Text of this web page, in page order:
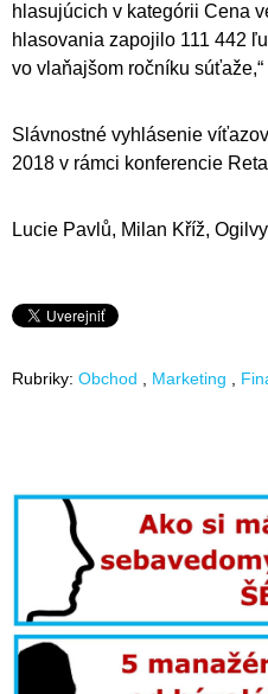
hlasujúcich v kategórii Cena
hlasovania zapojilo 111 442
vo vlaňajšom ročníku
Slávnostné vyhlásenie
2018 v rámci konferencie
Lucie Pavlů, Milan Kříž,
Rubriky: Obchod Marketing